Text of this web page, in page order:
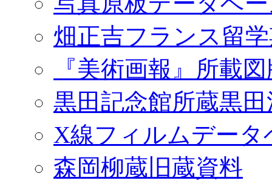
畑正吉フランス留
『美術画報』所載
黒田記念館所蔵黒
X線フィルムデータ
森岡柳蔵旧蔵資料